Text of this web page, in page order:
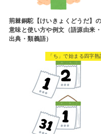
荊棘銅駝【けいきょくどうだ】の
意味と使い方や例文（語源由来・
出典・類義語）
「ち」で始まる四字熟